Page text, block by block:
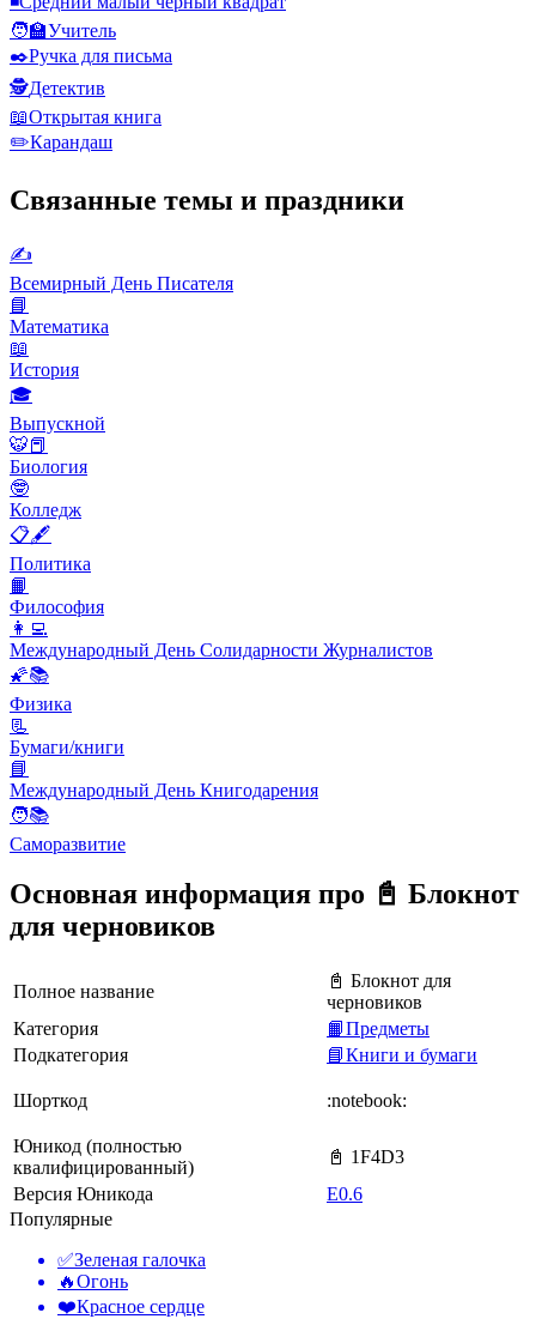
🧑‍🏫Учитель
✒️Ручка для письма
🕵️Детектив
📖Открытая книга
✏️Карандаш
Связанные темы и праздники
✍️
Всемирный День Писателя
📘
Математика
📖
История
🎓
Выпускной
🐯📕
Биология
🤓
Колледж
📋🖋
Политика
📙
Философия
👩‍💻
Международный День Солидарности Журналистов
🌠📚
Физика
📃
Бумаги/книги
📘
Международный День Книгодарения
🧑📚
Саморазвитие
Основная информация про 📓 Блокнот
для черновиков
Полное название
📓 Блокнот для
черновиков
Категория
📙Предметы
Подкатегория
📘Книги и бумаги
Шорткод :notebook:
Юникод (полностью
квалифицированный)
📓 1F4D3
Версия Юникода
E0.6
Популярные
✅Зеленая галочка
🔥Огонь
❤️Красное сердце